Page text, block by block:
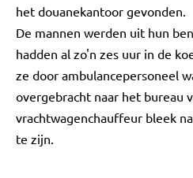
het douanekantoor gevonden.
De mannen werden uit hun
hadden al zo'n zes uur in de
ze door ambulancepersoneel
overgebracht naar het bureau
vrachtwagenchauffeur bleek
te zijn.